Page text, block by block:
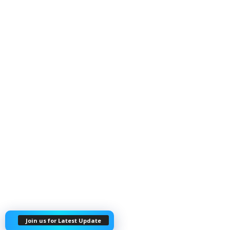
Join us for Latest Update